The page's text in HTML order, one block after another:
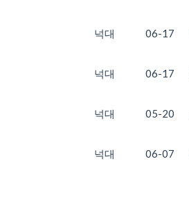
넉대 06-17
넉대 06-17
넉대 05-20
넉대 06-07